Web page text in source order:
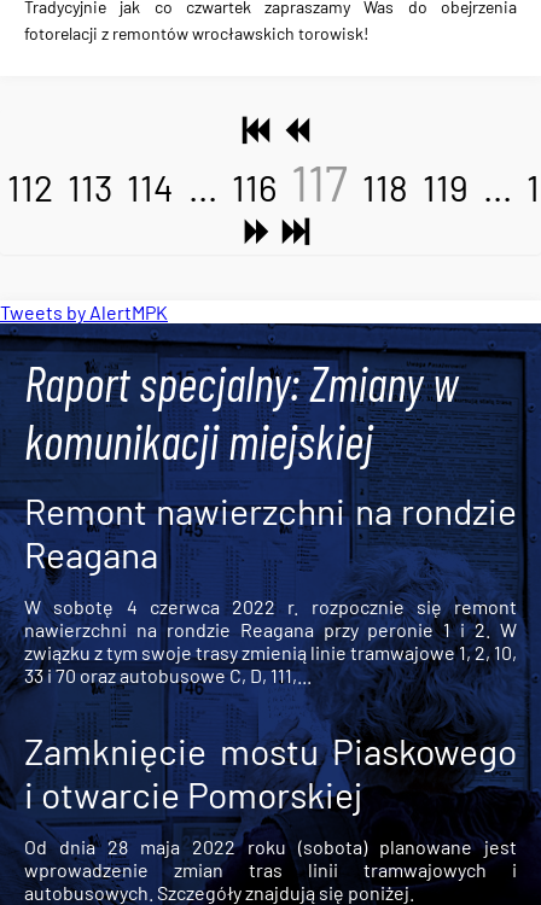
Tradycyjnie jak co czwartek zapraszamy Was do obejrzenia
fotorelacji z remontów wrocławskich torowisk!
112 113 114 ... 116 117 118 119 ...
Tweets by AlertMPK
Raport specjalny: Zmiany w
komunikacji miejskiej
Remont nawierzchni na rondzie
Reagana
W sobotę 4 czerwca 2022 r. rozpocznie się remont
nawierzchni na rondzie Reagana przy peronie 1 i 2. W
związku z tym swoje trasy zmienią linie tramwajowe 1, 2, 10,
33 i 70 oraz autobusowe C, D, 111,...
Zamknięcie mostu Piaskowego
i otwarcie Pomorskiej
Od dnia 28 maja 2022 roku (sobota) planowane jest
wprowadzenie zmian tras linii tramwajowych i
autobusowych. Szczegóły znajdują się poniżej.